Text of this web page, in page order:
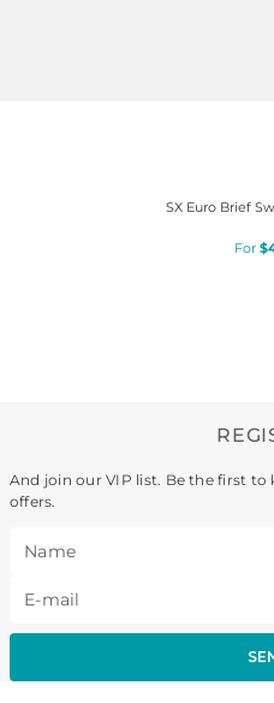
SX Euro Brief
$
And join our VIP list. Be the first to
offers.